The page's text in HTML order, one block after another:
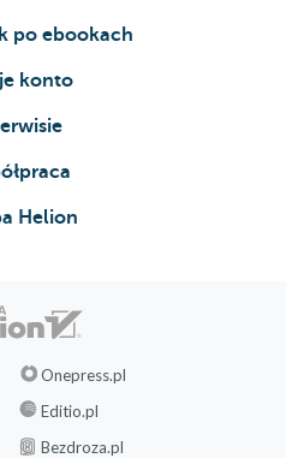
po ebookach
konto
Helion
Onepress.pl
Editio.pl
Bezdroza.pl